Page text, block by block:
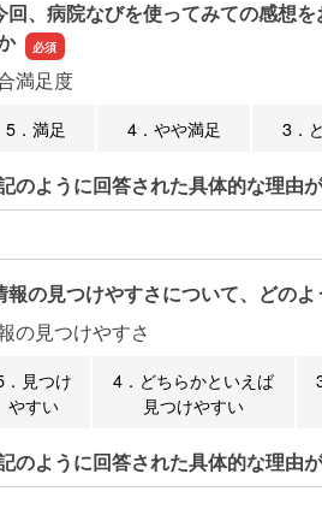
回、病院なびを使ってみての感想
満足度
5．満足 4．やや満足 3．
のように回答された具体的な理由
のように回答された具体的な理由
報の見つけやすさについて、どの
の見つけやすさ
．見つけ
やすい
4．どちらかといえば
見つけやすい
のように回答された具体的な理由
のように回答された具体的な理由